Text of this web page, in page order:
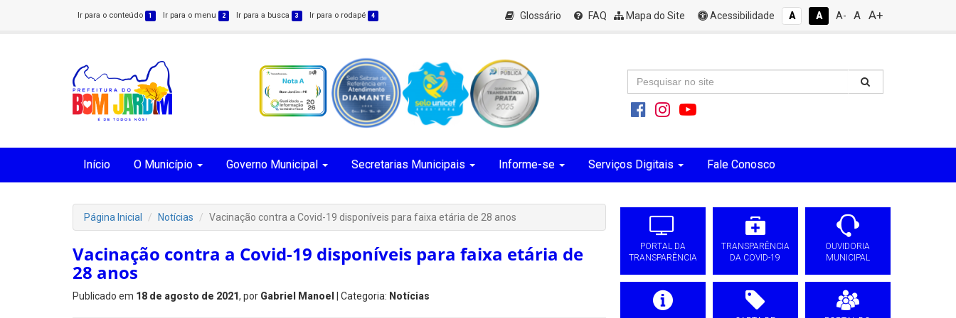
Ir para o conteúdo 1 Ir para o menu 2 Ir para a busca 3 Ir para o rodapé 4 Glossário FAQ Mapa do Site Acessibilidade A A A- A A+
Início O Município Governo Municipal Secretarias Municipais Informe-se Serviços Digitais Fale Conosco
Página Inicial Notícias Vacinação contra a Covid-19 disponíveis para faixa etária de 28 anos
Vacinação contra a Covid-19 disponíveis para faixa etária de
28 anos
Publicado em 18 de agosto de 2021, por Gabriel Manoel | Categoria: Notícias
PORTAL DA
TRANSPARÊNCIA
TRANSPARÊNCIA
DA COVID-19
OUVIDORIA
MUNICIPAL